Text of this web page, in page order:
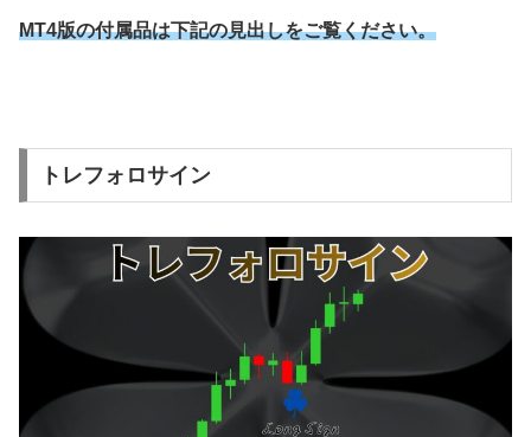
MT4版の付属品は下記の見出しをご覧ください。
トレフォロサイン